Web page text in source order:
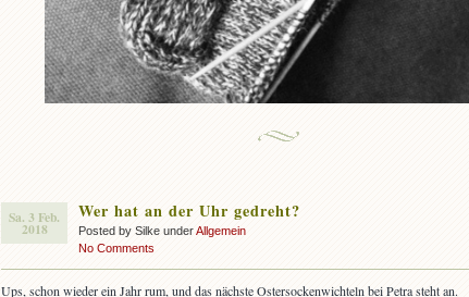
Sa. 3 Feb.
2018
Wer hat an der Uhr gedreht?
Posted by Silke underAllgemein
No Comments
Ups, schon wieder ein Jahr rum, und das nächste Ostersockenwichteln bei Petra steht an.